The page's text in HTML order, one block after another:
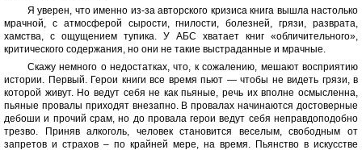
Я уверен, что именно из-за авторского кризиса книга вышла настолько
мрачной, с атмосферой сырости, гнилости, болезней, грязи, разврата,
хамства, с ощущением тупика. У АБС хватает книг «обличительного»,
критического содержания, но они не такие выстраданные и мрачные.
Скажу немного о недостатках, что, к сожалению, мешают восприятию
истории. Первый. Герои книги все время пьют — чтобы не видеть грязи, в
которой живут. Но ведут себя не как пьяные, речь их вполне осмысленна,
пьяные провалы приходят внезапно. В провалах начинаются достоверные
дебоши и прочий срам, но до провала герои ведут себя неправдоподобно
трезво. Приняв алкоголь, человек становится веселым, свободным от
запретов и страхов – по крайней мере, на время. Пьянство в искусстве